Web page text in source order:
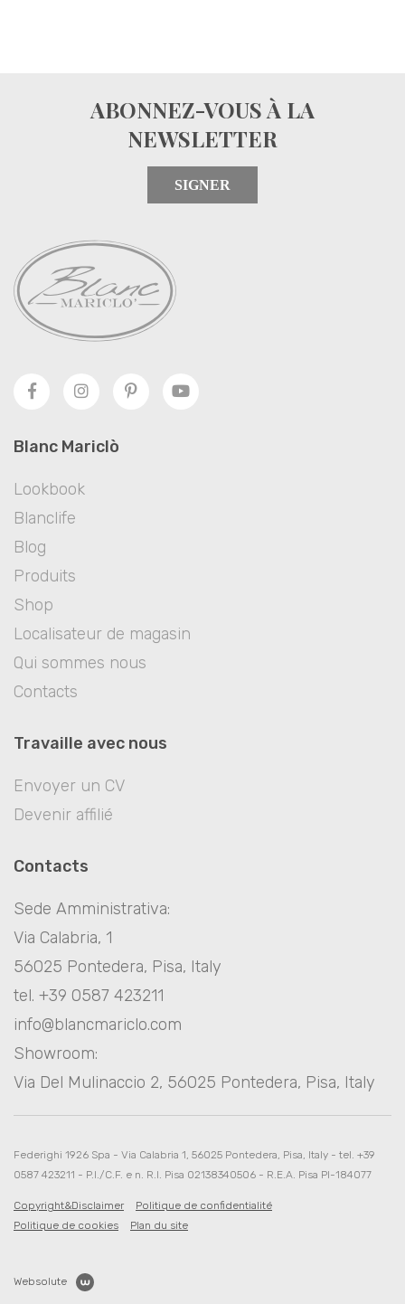
ABONNEZ-VOUS À LA
NEWSLETTER
SIGNER
Blanc Mariclò
Lookbook
Blanclife
Blog
Produits
Shop
Localisateur de magasin
Qui sommes nous
Contacts
Travaille avec nous
Envoyer un CV
Devenir affilié
Contacts
Sede Amministrativa:
Via Calabria, 1
56025 Pontedera, Pisa, Italy
tel. +39 0587 423211
info@blancmariclo.com
Showroom:
Via Del Mulinaccio 2, 56025 Pontedera, Pisa, Italy
Federighi 1926 Spa - Via Calabria 1, 56025 Pontedera, Pisa, Italy - tel. +39
0587 423211 - P.I./C.F. e n. R.I. Pisa 02138340506 - R.E.A. Pisa PI-184077
Copyright&Disclaimer
Politique de confidentialité
Politique de cookies
Plan du site
Websolute